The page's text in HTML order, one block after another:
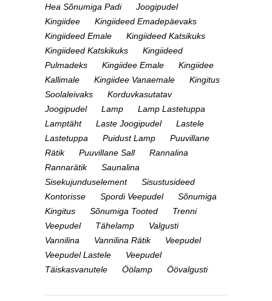
Hea Sõnumiga Padi
Joogipudel
Kingiidee
Kingiideed Emadepäevaks
Kingiideed Emale
Kingiideed Katsikuks
Kingiideed Katskikuks
Kingiideed
Pulmadeks
Kingiidee Emale
Kingiidee
Kallimale
Kingiidee Vanaemale
Kingitus
Soolaleivaks
Korduvkasutatav
Joogipudel
Lamp
Lamp Lastetuppa
Lamptäht
Laste Joogipudel
Lastele
Lastetuppa
Puidust Lamp
Puuvillane
Rätik
Puuvillane Sall
Rannalina
Rannarätik
Saunalina
Sisekujunduselement
Sisustusideed
Kontorisse
Spordi Veepudel
Sõnumiga
Kingitus
Sõnumiga Tooted
Trenni
Veepudel
Tähelamp
Valgusti
Vannilina
Vannilina Rätik
Veepudel
Veepudel Lastele
Veepudel
Täiskasvanutele
Öölamp Öövalgusti